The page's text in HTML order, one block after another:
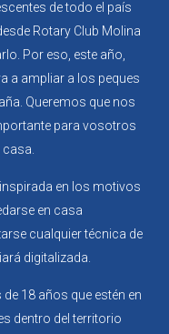
de todo el país
Rotary Club Molina
Por eso, este año,
a ampliar a los peques
Queremos que nos
para vosotros
en los motivos
en casa
cualquier técnica de
digitalizada.
18 años que estén en
dentro del territorio